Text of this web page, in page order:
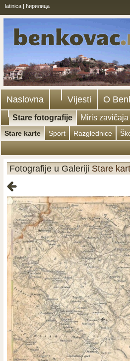
latinica | ћирилица
Naslovna Vijesti O
Stare fotografije Miris zavičaja
Stare karte Sport Razglednice
Fotografije u Galeriji Stare